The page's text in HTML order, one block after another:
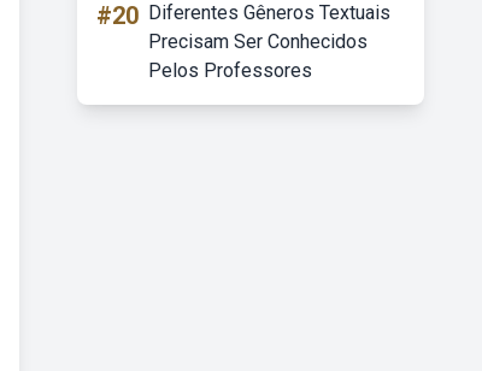
#20 Diferentes Gêneros Textuais
Precisam Ser Conhecidos
Pelos Professores